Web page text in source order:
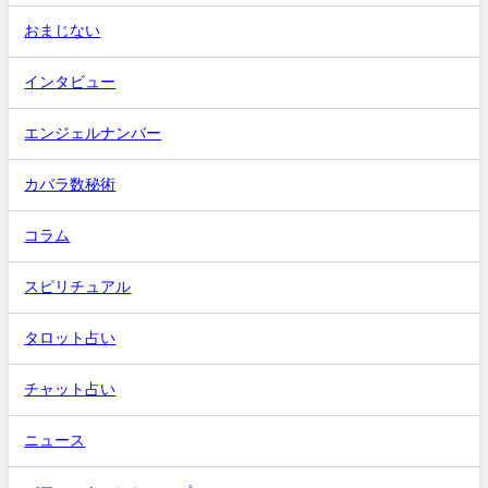
おまじない
インタビュー
エンジェルナンバー
カバラ数秘術
コラム
スピリチュアル
タロット占い
チャット占い
ニュース